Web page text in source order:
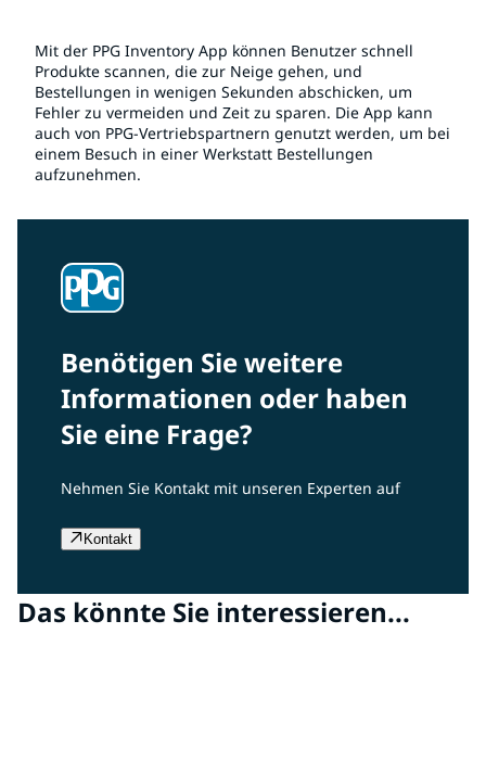
Mit der PPG Inventory App können Benutzer schnell
Produkte scannen, die zur Neige gehen, und
Bestellungen in wenigen Sekunden abschicken, um
Fehler zu vermeiden und Zeit zu sparen. Die App kann
auch von PPG-Vertriebspartnern genutzt werden, um bei
einem Besuch in einer Werkstatt Bestellungen
aufzunehmen.
Benötigen Sie weitere
Informationen oder haben
Sie eine Frage?
Nehmen Sie Kontakt mit unseren Experten auf
Kontakt
Das könnte Sie interessieren...